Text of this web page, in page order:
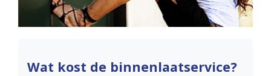
Wat kost de binnenlaatservice?